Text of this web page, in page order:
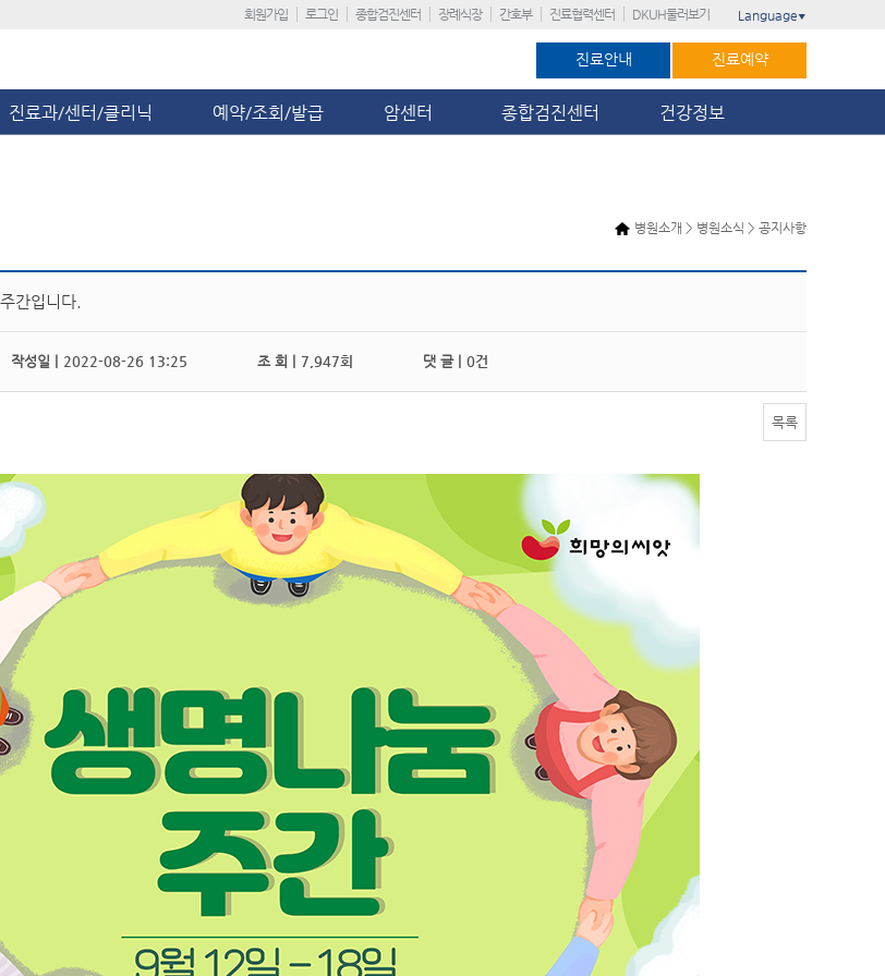
회원가입 로그인 종합검진센터 장례식장 간호부 진료협력센터 DKUH둘러보기 Language ▼
진료안내 진료예약
진료과/센터/클리닉 예약/조회/발급 암센터 종합검진센터 건강정보
병원소개 > 병원소식 > 공지사항
간입니다.
작성일 | 2022-08-26 13:25 조 회 | 7,947회 댓 글 | 0건
목록